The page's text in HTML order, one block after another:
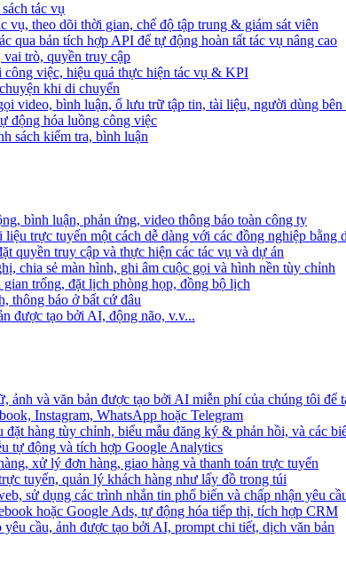
tác vụ
vụ, theo dõi thời gian, chế độ tập trung & giám sát viên
qua bản tích hợp API để tự động hoàn tất tác vụ nâng cao
vai trò, quyền truy cập
việc, hiệu quả thực hiện tác vụ & KPI
khi di chuyển
video, bình luận, ổ lưu trữ tập tin, tài liệu, người dùng bên
động hóa luồng công việc
sách kiểm tra, bình luận
bình luận, phản ứng, video thông báo toàn công ty
trực tuyến một cách dễ dàng với các đồng nghiệp bằng
quyền truy cập và thực hiện các tác vụ và dự án
chia sẻ màn hình, ghi âm cuộc gọi và hình nền tùy chỉnh
trống, đặt lịch phòng họp, đồng bộ lịch
thông báo ở bất cứ đâu
được tạo bởi AI, động não, v.v...
ảnh và văn bản được tạo bởi AI miễn phí của chúng tôi để
Instagram, WhatsApp hoặc Telegram
hàng tùy chỉnh, biểu mẫu đăng ký & phản hồi, và các
tự động và tích hợp Google Analytics
xử lý đơn hàng, giao hàng và thanh toán trực tuyến
tuyến, quản lý khách hàng như lấy đồ trong túi
sử dụng các trình nhắn tin phổ biến và chấp nhận yêu
hoặc Google Ads, tự động hóa tiếp thị, tích hợp CRM
cầu, ảnh được tạo bởi AI, prompt chi tiết, dịch văn bản